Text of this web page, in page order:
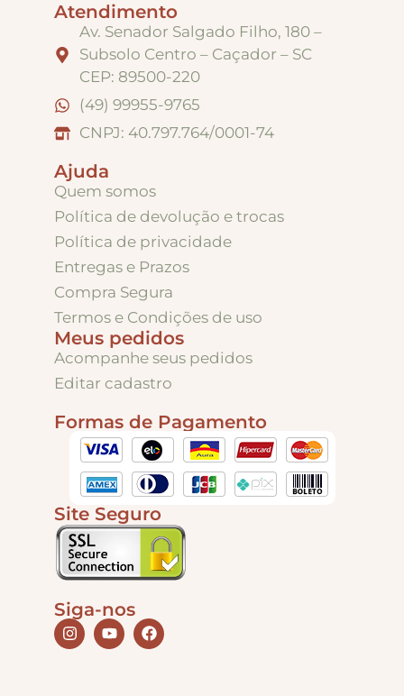
Envelhecedores
Colas
Ferragens
Pezinhos
Puxadores e Fechos
Dobradiças – Ganchos – Diversos
Ferramentas
Atendimento
Av. Senador Salgado Filho, 180 –
Subsolo Centro – Caçador – SC
CEP: 89500-220
(49) 99955-9765
CNPJ: 40.797.764/0001-74
Ajuda
Quem somos
Política de devolução e trocas
Política de privacidade
Entregas e Prazos
Compra Segura
Termos e Condições de uso
Meus pedidos
Acompanhe seus pedidos
Editar cadastro
Formas de Pagamento
Site Seguro
Siga-nos